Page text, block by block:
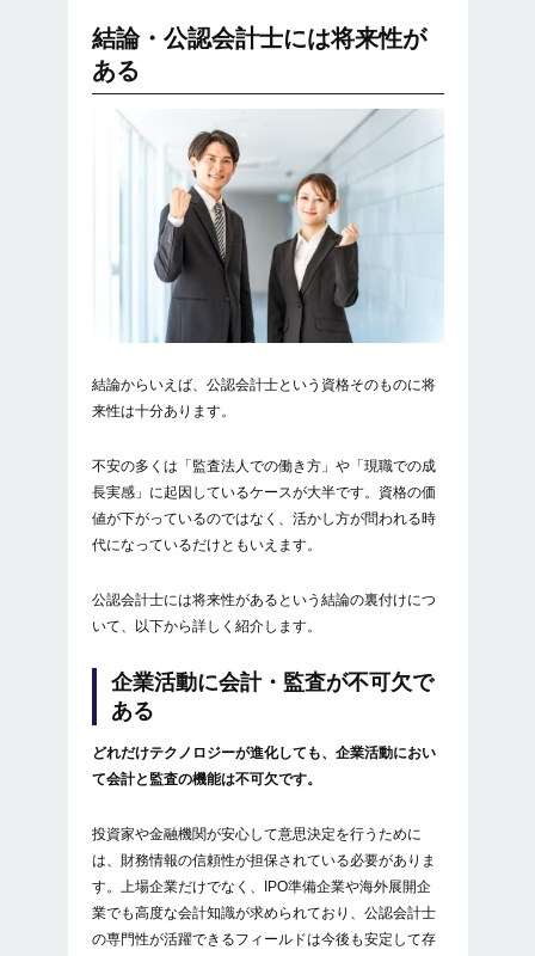
結論・公認会計士には将来性が
ある
結論からいえば、公認会計士という資格そのものに将
来性は十分あります。
不安の多くは「監査法人での働き方」や「現職での成
長実感」に起因しているケースが大半です。資格の価
値が下がっているのではなく、活かし方が問われる時
代になっているだけともいえます。
公認会計士には将来性があるという結論の裏付けにつ
いて、以下から詳しく紹介します。
企業活動に会計・監査が不可欠で
ある
どれだけテクノロジーが進化しても、企業活動におい
て会計と監査の機能は不可欠です。
投資家や金融機関が安心して意思決定を行うために
は、財務情報の信頼性が担保されている必要がありま
す。上場企業だけでなく、IPO準備企業や海外展開企
業でも高度な会計知識が求められており、公認会計士
の専門性が活躍できるフィールドは今後も安定して存